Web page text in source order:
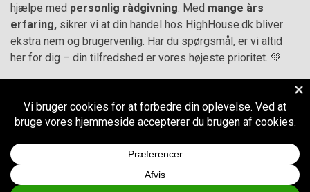
hjælpe med personlig rådgivning . Med mange års
erfaring, sikrer vi at din handel hos HighHouse.dk bliver
ekstra nem og brugervenlig. Har du spørgsmål, er vi altid
her for dig – din tilfredshed er vores højeste prioritet. 💚
Handelsbetingelser–
Cookie- og privatlivspolitik
HighHouse.dk